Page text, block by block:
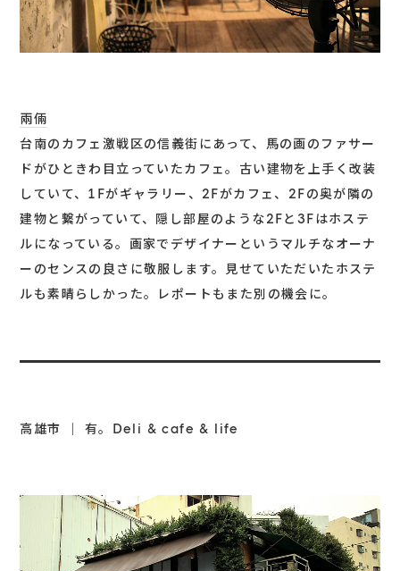
兩倆
台南のカフェ激戦区の信義街にあって、馬の画のファサー
ドがひときわ目立っていたカフェ。古い建物を上手く改装
していて、1Fがギャラリー、2Fがカフェ、2Fの奥が隣の
建物と繋がっていて、隠し部屋のような2Fと3Fはホステ
ルになっている。画家でデザイナーというマルチなオーナ
ーのセンスの良さに敬服します。見せていただいたホステ
ルも素晴らしかった。レポートもまた別の機会に。
高雄市 ｜ 有。Deli & cafe & life